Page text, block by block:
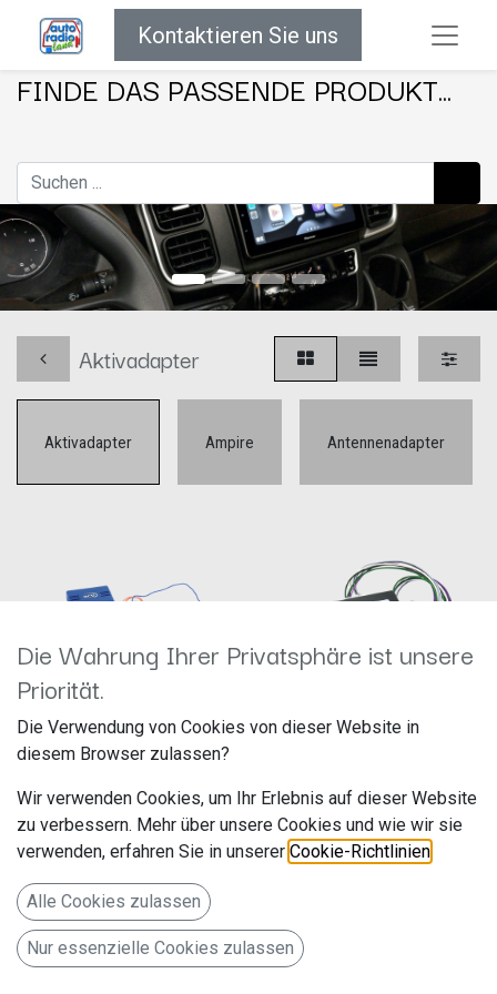
Kontaktieren Sie uns
FINDE DAS PASSENDE PRODUKT...
Aktivadapter
Aktivadapter Ampire Antennenadapter
12-1321-50 CAN-Bus Kit Audi
Hersteller: ACV
Artikelnummer: 12-1321-50
acv GmbH
Straßburger Allee 10-12
41812 Erkelenz
Deutschland www.acvgmbh.de
12-1321-50 CAN-Bus Kit Audi
ISO>ISO/Antenne ISO>DIN Amp
Hersteller: ACV
Artikelnummer: 13-1001-50
acv GmbH
Straßburger Allee 10-12
Aktivsystemadapter Alfa
Romeo / Lancia
Die Wahrung Ihrer Privatsphäre ist unsere
Priorität.
Die Verwendung von Cookies von dieser Website in
diesem Browser zulassen?
Wir verwenden Cookies, um Ihr Erlebnis auf dieser Website
zu verbessern. Mehr über unsere Cookies und wie wir sie
verwenden, erfahren Sie in unserer Cookie-Richtlinien
Alle Cookies zulassen
Nur essenzielle Cookies zulassen